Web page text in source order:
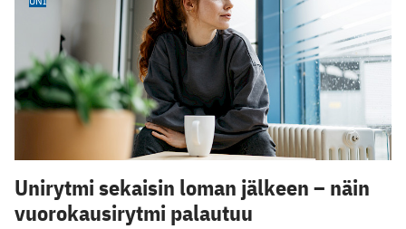
Unirytmi sekaisin loman jälkeen – näin
vuorokausirytmi palautuu